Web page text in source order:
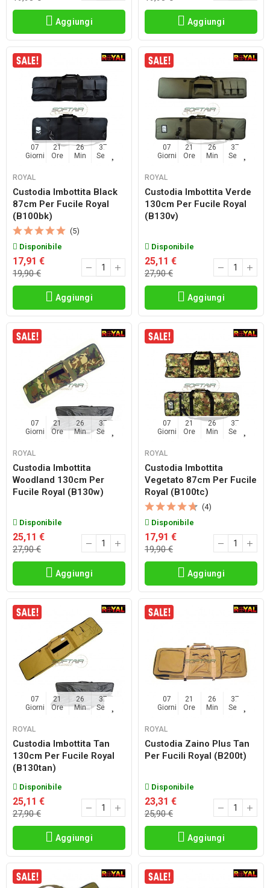
Aggiungi Aggiungi
07
Giorni
21
Ore
26
Min
36
Sec
ROYAL
Custodia Imbottita Black
87cm Per Fucile Royal
(b100bk)
(5)
Disponibile
17,91 €
19,90 €
Aggiungi
07
Giorni
21
Ore
26
Min
36
Sec
ROYAL
Custodia Imbottita Verde
130cm Per Fucile Royal
(b130v)
Disponibile
25,11 €
27,90 €
Aggiungi
07
Giorni
21
Ore
26
Min
36
Sec
ROYAL
Custodia Imbottita
Woodland 130cm Per
Fucile Royal (b130w)
Disponibile
25,11 €
27,90 €
Aggiungi
07
Giorni
21
Ore
26
Min
36
Sec
ROYAL
Custodia Imbottita
Vegetato 87cm Per Fucile
Royal (b100tc)
(4)
Disponibile
17,91 €
19,90 €
Aggiungi
07
Giorni
21
Ore
26
Min
36
Sec
ROYAL
Custodia Imbottita Tan
130cm Per Fucile Royal
(b130tan)
Disponibile
25,11 €
27,90 €
Aggiungi
07
Giorni
21
Ore
26
Min
36
Sec
ROYAL
Custodia Zaino Plus Tan
Per Fucili Royal (b200t)
Disponibile
23,31 €
25,90 €
Aggiungi